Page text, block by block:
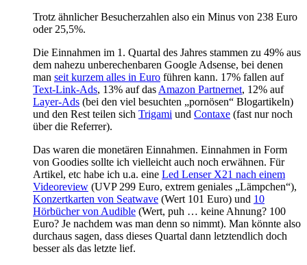
Trotz ähnlicher Besucherzahlen also ein Minus von 238 Euro
oder 25,5%.
Die Einnahmen im 1. Quartal des Jahres stammen zu 49% aus
dem nahezu unberechenbaren Google Adsense, bei denen
man seit kurzem alles in Euro führen kann. 17% fallen auf
Text-Link-Ads, 13% auf das Amazon Partnernet, 12% auf
Layer-Ads (bei den viel besuchten „pornösen“ Blogartikeln)
und den Rest teilen sich Trigami und Contaxe (fast nur noch
über die Referrer).
Das waren die monetären Einnahmen. Einnahmen in Form
von Goodies sollte ich vielleicht auch noch erwähnen. Für
Artikel, etc habe ich u.a. eine Led Lenser X21 nach einem
Videoreview (UVP 299 Euro, extrem geniales „Lämpchen“),
Konzertkarten von Seatwave (Wert 101 Euro) und 10
Hörbücher von Audible (Wert, puh … keine Ahnung? 100
Euro? Je nachdem was man denn so nimmt). Man könnte also
durchaus sagen, dass dieses Quartal dann letztendlich doch
besser als das letzte lief.